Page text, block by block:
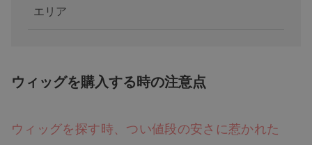
エリア
ウィッグを購入する時の注意点
ウィッグを探す時、つい値段の安さに惹かれた